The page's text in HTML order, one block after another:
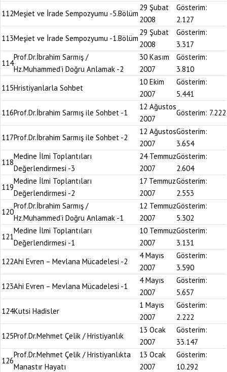
112Meşiet ve İrade Sempozyumu -5.Bölüm
29 Şubat
2008
Gösterim:
2.127
113Meşiet ve İrade Sempozyumu -1.Bölüm
29 Şubat
2008
Gösterim:
3.317
114
Prof.Dr.İbrahim Sarmış /
Hz.Muhammed’i Doğru Anlamak -2
30 Kasım
2007
Gösterim:
3.810
115Hristiyanlarla Sohbet
10 Ekim
2007
Gösterim:
5.441
116Prof.Dr.İbrahim Sarmış ile Sohbet -1
12 Ağustos
2007
Gösterim: 7.222
117Prof.Dr.İbrahim Sarmış ile Sohbet -2
12 Ağustos
2007
Gösterim:
3.654
118
Medine İlmi Toplantıları
Değerlendirmesi -3
24 Temmuz
2007
Gösterim:
2.604
119
Medine İlmi Toplantıları
Değerlendirmesi -2
17 Temmuz
2007
Gösterim:
2.553
120
Prof.Dr.İbrahim Sarmış /
Hz.Muhammed’i Doğru Anlamak -1
12 Temmuz
2007
Gösterim:
5.302
121
Medine İlmi Toplantıları
Değerlendirmesi -1
10 Temmuz
2007
Gösterim:
3.131
122Ahi Evren – Mevlana Mücadelesi -2
4 Mayıs
2007
Gösterim:
3.590
123Ahi Evren – Mevlana Mücadelesi -1
4 Mayıs
2007
Gösterim:
5.657
124Kutsi Hadisler
1 Mayıs
2007
Gösterim:
2.222
125Prof.Dr.Mehmet Çelik / Hristiyanlık
13 Ocak
2007
Gösterim:
33.147
126
Prof.Dr.Mehmet Çelik / Hristiyanlıkta
Manastır Hayatı
13 Ocak
2007
Gösterim:
10.292